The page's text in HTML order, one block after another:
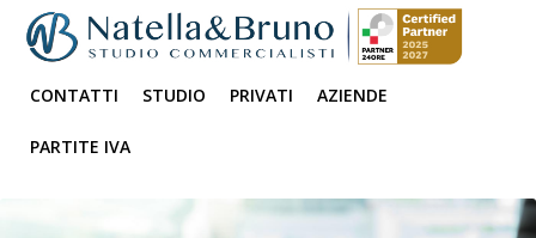
CONTATTI STUDIO PRIVATI AZIENDE
PARTITE IVA